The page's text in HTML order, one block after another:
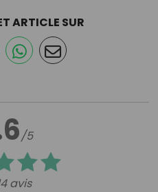
/5
avis
ARTICLE SUR